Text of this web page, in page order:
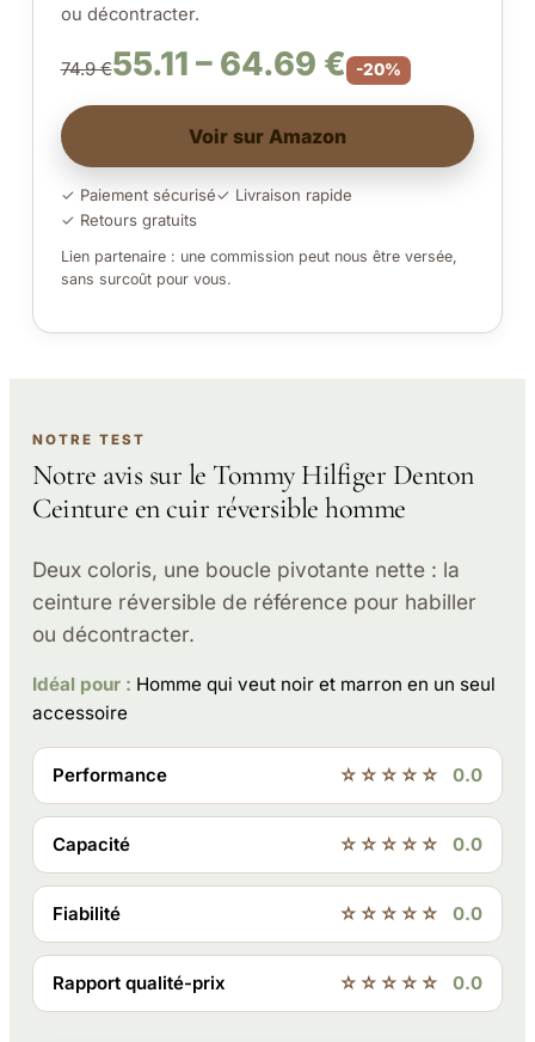
ou décontracter.
74.9 €55.11 – 64.69 € -20%
Voir sur Amazon
✓ Paiement sécurisé✓ Livraison rapide
✓ Retours gratuits
Lien partenaire : une commission peut nous être versée,
sans surcoût pour vous.
NOTRE TEST
Notre avis sur le Tommy Hilfiger Denton
Ceinture en cuir réversible homme
Deux coloris, une boucle pivotante nette : la
ceinture réversible de référence pour habiller
ou décontracter.
Idéal pour : Homme qui veut noir et marron en un seul
accessoire
Performance ☆☆☆☆☆ 0.0
Capacité ☆☆☆☆☆ 0.0
Fiabilité ☆☆☆☆☆ 0.0
Rapport qualité-prix ☆☆☆☆☆ 0.0